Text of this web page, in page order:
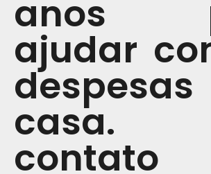
anos
ajudar
casa.
contato